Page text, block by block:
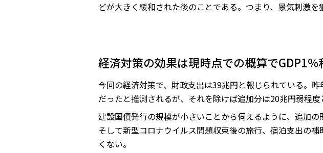
どが大きく緩和された後のことである。つまり、景気刺激
経済対策の効果は現時点での概算でGDP1％
今回の経済対策で、財政支出は39兆円と報じられている。
だったと推測されるが、それを除けば追加分は20兆円弱程度
建設国債発行の規模が小さいことから伺えるように、追加
そして新型コロナウイルス問題収束後の旅行、宿泊支出の
くない。